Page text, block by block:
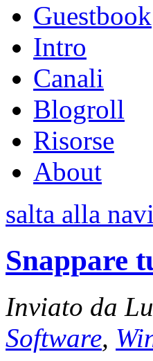
Guestbook
Intro
Canali
Blogroll
Risorse
About
salta alla
Snappare
Inviato da
Software,